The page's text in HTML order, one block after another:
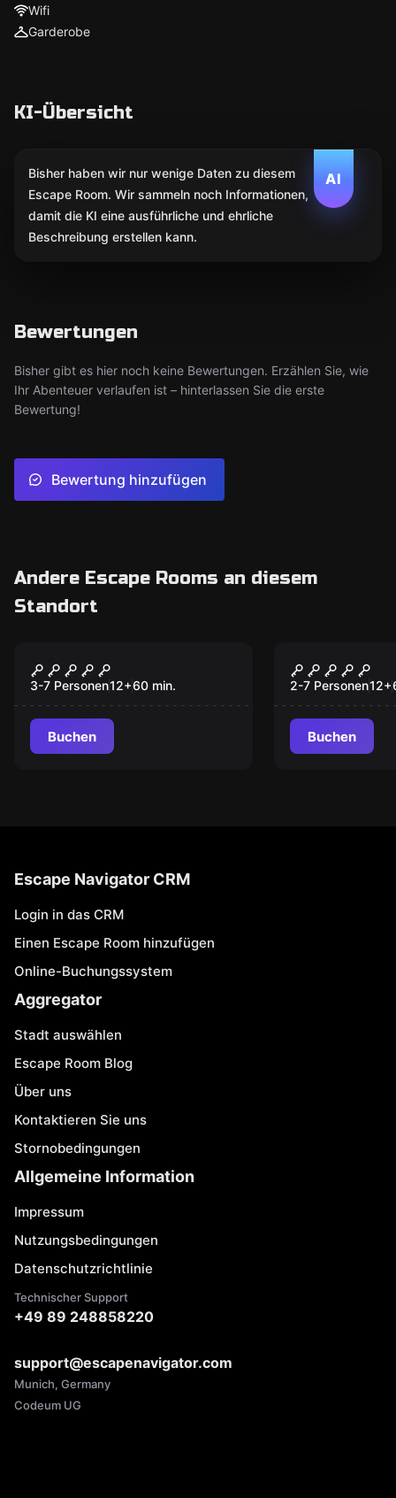
Wifi
Garderobe
KI-Übersicht
AI
Bisher haben wir nur wenige Daten zu diesem
Escape Room. Wir sammeln noch Informationen,
damit die KI eine ausführliche und ehrliche
Beschreibung erstellen kann.
Bewertungen
Bisher gibt es hier noch keine Bewertungen. Erzählen Sie, wie
Ihr Abenteuer verlaufen ist – hinterlassen Sie die erste
Bewertung!
Bewertung hinzufügen
Andere Escape Rooms an diesem
Standort
Captain’s Secret
3-7 Personen12+60 min.
Buchen
Metzger
2-7 Personen12+
Buchen
Escape Navigator CRM
Login in das CRM
Einen Escape Room hinzufügen
Online-Buchungssystem
Aggregator
Stadt auswählen
Escape Room Blog
Über uns
Kontaktieren Sie uns
Stornobedingungen
Allgemeine Information
Impressum
Nutzungsbedingungen
Datenschutzrichtlinie
Technischer Support
+49 89 248858220
support@escapenavigator.com
Munich, Germany
Codeum UG